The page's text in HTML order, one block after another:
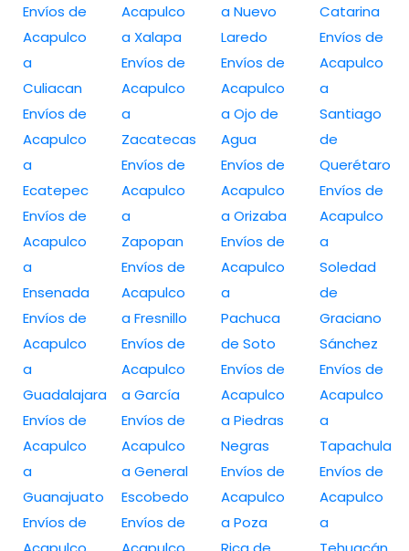
Envíos de
Acapulco
a
Culiacan
Envíos de
Acapulco
a
Ecatepec
Envíos de
Acapulco
a
Ensenada
Envíos de
Acapulco
a
Guadalajara
Envíos de
Acapulco
a
Guanajuato
Envíos de
Acapulco
a Xalapa
Envíos de
Acapulco
a
Zacatecas
Envíos de
Acapulco
a
Zapopan
Envíos de
Acapulco
a Fresnillo
Envíos de
Acapulco
a García
Envíos de
Acapulco
a General
Escobedo
Envíos de
a Nuevo
Laredo
Envíos de
Acapulco
a Ojo de
Agua
Envíos de
Acapulco
a Orizaba
Envíos de
Acapulco
a
Pachuca
de Soto
Envíos de
Acapulco
a Piedras
Negras
Envíos de
Acapulco
a Poza
Catarina
Envíos de
Acapulco
a
Santiago
de
Querétaro
Envíos de
Acapulco
a
Soledad
de
Graciano
Sánchez
Envíos de
Acapulco
a
Tapachula
Envíos de
Acapulco
a